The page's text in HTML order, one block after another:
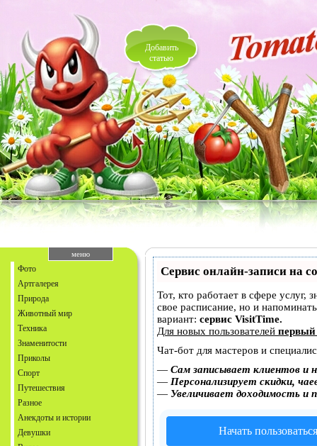
Добавить
статью
меню
Фото
Артгалерея
Природа
Животный мир
Техника
Знаменитости
Приколы
Спорт
Путешествия
Разное
Анекдоты и истории
Девушки
Сервис онлайн-записи на
Тот, кто работает в сфере услуг,
свое расписание, но и
вариант: сервис VisitTime.
Для новых пользователей первый
Чат-бот для мастеров и
— Сам записывает клиентов и
— Персонализирует скидки,
— Увеличивает доходимость и
Начать